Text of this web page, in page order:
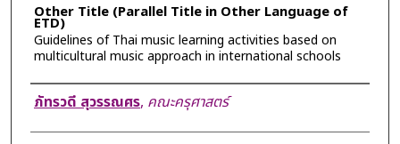
Other Title (Parallel Title in Other Language of
ETD)
Guidelines of Thai music learning activities based on
multicultural music approach in international schools
Author
ภัทรวดี สุวรรณศร, คณะครุศาสตร์